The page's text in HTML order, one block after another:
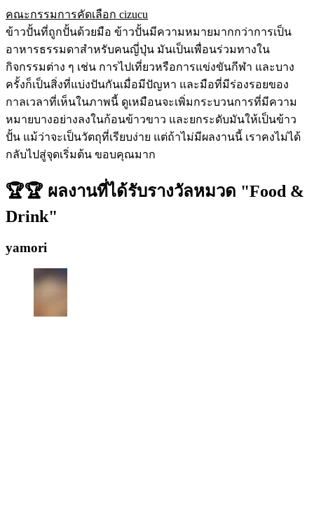
คณะกรรมการคัดเลือก cizucu
ข้าวปั้นที่ถูกปั้นด้วยมือ ข้าวปั้นมีความหมายมากกว่าการเป็น
อาหารธรรมดาสำหรับคนญี่ปุ่น มันเป็นเพื่อนร่วมทางใน
กิจกรรมต่าง ๆ เช่น การไปเที่ยวหรือการแข่งขันกีฬา และบาง
ครั้งก็เป็นสิ่งที่แบ่งปันกันเมื่อมีปัญหา และมือที่มีร่องรอยของ
กาลเวลาที่เห็นในภาพนี้ ดูเหมือนจะเพิ่มกระบวนการที่มีความ
หมายบางอย่างลงในก้อนข้าวขาว และยกระดับมันให้เป็นข้าว
ปั้น แม้ว่าจะเป็นวัตถุที่เรียบง่าย แต่ถ้าไม่มีผลงานนี้ เราคงไม่ได้
กลับไปสู่จุดเริ่มต้น ขอบคุณมาก
🏆🏆 ผลงานที่ได้รับรางวัลหมวด "Food &
Drink"
yamori